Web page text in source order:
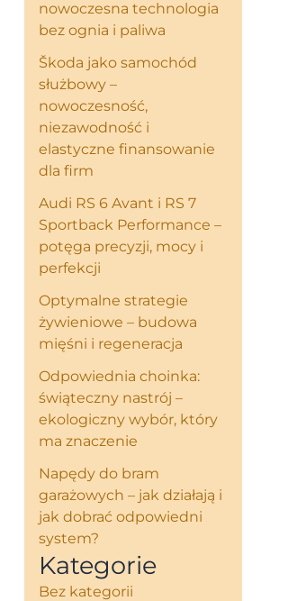
nowoczesna technologia
bez ognia i paliwa
Škoda jako samochód
służbowy –
nowoczesność,
niezawodność i
elastyczne finansowanie
dla firm
Audi RS 6 Avant i RS 7
Sportback Performance –
potęga precyzji, mocy i
perfekcji
Optymalne strategie
żywieniowe – budowa
mięśni i regeneracja
Odpowiednia choinka:
świąteczny nastrój –
ekologiczny wybór, który
ma znaczenie
Napędy do bram
garażowych – jak działają i
jak dobrać odpowiedni
system?
Kategorie
Bez kategorii